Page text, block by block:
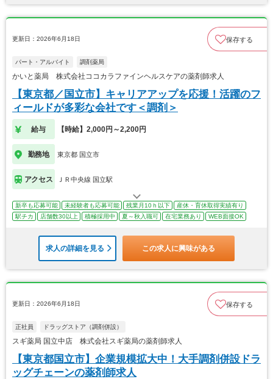
更新日：2026年6月18日 保存する
パート・アルバイト 調剤薬局
かいと薬局 株式会社ココカラファインヘルスケアの薬剤師求人
【東京都／国立市】キャリアアップを応援！活躍のフ
ィールドが多彩な会社です＜調剤＞
給与 【時給】2,000円～2,200円
勤務地 東京都 国立市
アクセス ＪＲ中央線 国立駅
新卒も応募可能 未経験者も応募可能 残業月10ｈ以下
産休・育休取得実績有り
駅チカ
店舗数30以上 積極採用中 夏～秋入職可 在宅業務あり WEB面接OK
求人の詳細を見る この求人に興味がある
更新日：2026年6月18日 保存する
正社員 ドラッグストア（調剤併設）
スギ薬局 国立中店 株式会社スギ薬局の薬剤師求人
【東京都国立市】企業規模拡大中！大手調剤併設ドラ
ッグチェーンの薬剤師求人